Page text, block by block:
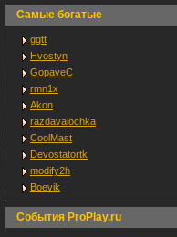
Самые богатые
ggtt
Hvostyn
GopaveC
rmn1x
Akon
razdavalochka
CoolMast
Devostatortk
modify2h
Boevik
События ProPlay.ru